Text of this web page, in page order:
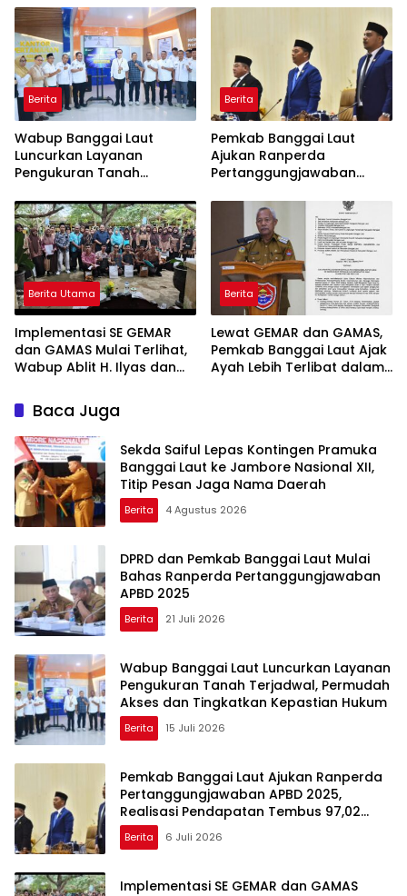
Jaga Nama Daerah
Berita
Wabup Banggai Laut
Luncurkan Layanan
Pengukuran Tanah
Akses dan Tingkatkan
Kepastian Hukum
Berita
Pemkab Banggai Laut
Ajukan Ranperda
Pertanggungjawaban
Pendapatan Tembus 97,02
Berita Utama
Implementasi SE GEMAR
dan GAMAS Mulai Terlihat,
Wabup Ablit H. Ilyas dan
Kompak Ambil Rapor Anak
Berita
Lewat GEMAR dan GAMAS,
Pemkab Banggai Laut Ajak
Ayah Lebih Terlibat dalam
Baca Juga
Sekda Saiful Lepas Kontingen Pramuka
Banggai Laut ke Jambore Nasional XII,
Titip Pesan Jaga Nama Daerah
Berita 4 Agustus 2026
DPRD dan Pemkab Banggai Laut Mulai
Bahas Ranperda Pertanggungjawaban
APBD 2025
Berita 21 Juli 2026
Wabup Banggai Laut Luncurkan Layanan
Pengukuran Tanah Terjadwal, Permudah
Akses dan Tingkatkan Kepastian Hukum
Berita 15 Juli 2026
Pemkab Banggai Laut Ajukan Ranperda
Pertanggungjawaban APBD 2025,
Realisasi Pendapatan Tembus 97,02
Persen
Berita 6 Juli 2026
Implementasi SE GEMAR dan GAMAS